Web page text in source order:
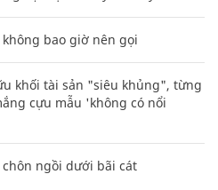
bao giờ nên gọi
khối tài sản "siêu khủng", từng
cựu mẫu 'không có nổi
ngồi dưới bãi cát